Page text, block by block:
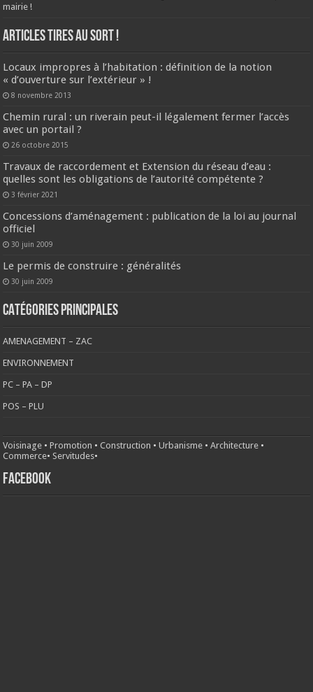
mairie !
ARTICLES TIRES AU SORT !
Locaux impropres à l’habitation : définition de la notion
« d’ouverture sur l’extérieur » !
8 novembre 2013
Chemin rural : un riverain peut-il légalement fermer l’accès
avec un portail ?
26 octobre 2015
Travaux de raccordement et Extension du réseau d’eau :
quelles sont les obligations de l’autorité compétente ?
3 février 2021
Concessions d’aménagement : publication de la loi au journal
officiel
30 juin 2009
Le permis de construire : généralités
30 juin 2009
CATÉGORIES PRINCIPALES
AMENAGEMENT – ZAC
ENVIRONNEMENT
PC – PA – DP
POS – PLU
Voisinage •Promotion •Construction •Urbanisme •Architecture •
Commerce• Servitudes•
FACEBOOK